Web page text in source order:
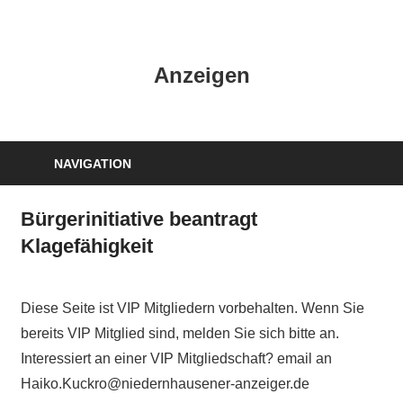
Anzeigen
NAVIGATION
Bürgerinitiative beantragt
Klagefähigkeit
Diese Seite ist VIP Mitgliedern vorbehalten. Wenn Sie
bereits VIP Mitglied sind, melden Sie sich bitte an.
Interessiert an einer VIP Mitgliedschaft? email an
Haiko.Kuckro@niedernhausener-anzeiger.de